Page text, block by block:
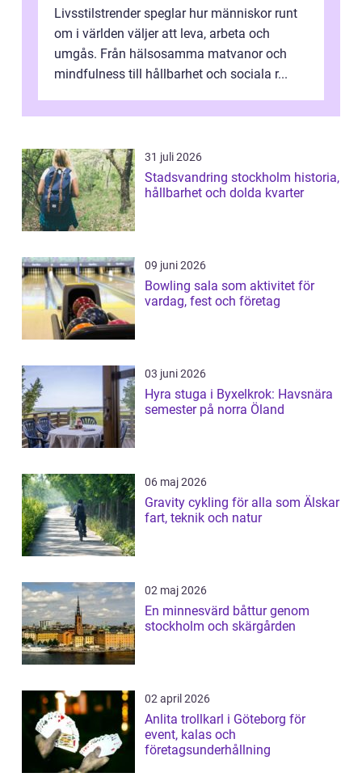
Livsstilstrender speglar hur människor runt
om i världen väljer att leva, arbeta och
umgås. Från hälsosamma matvanor och
mindfulness till hållbarhet och sociala r...
31 juli 2026
Stadsvandring stockholm historia,
hållbarhet och dolda kvarter
09 juni 2026
Bowling sala som aktivitet för
vardag, fest och företag
03 juni 2026
Hyra stuga i Byxelkrok: Havsnära
semester på norra Öland
06 maj 2026
Gravity cykling för alla som Älskar
fart, teknik och natur
02 maj 2026
En minnesvärd båttur genom
stockholm och skärgården
02 april 2026
Anlita trollkarl i Göteborg för
event, kalas och
företagsunderhållning